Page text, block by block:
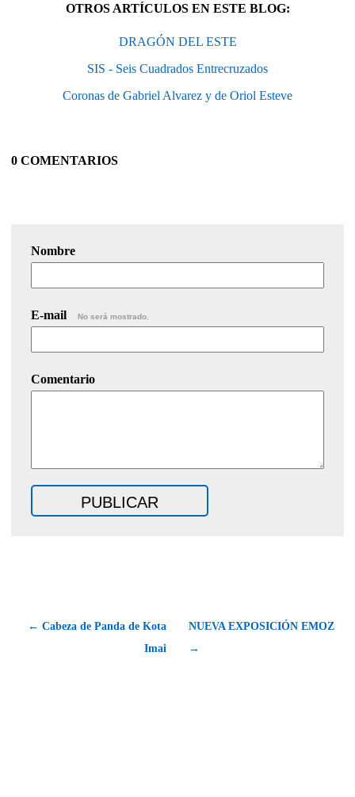
OTROS ARTÍCULOS EN ESTE BLOG:
DRAGÓN DEL ESTE
SIS - Seis Cuadrados Entrecruzados
Coronas de Gabriel Alvarez y de Oriol Esteve
0 COMENTARIOS
Nombre
E-mail No será mostrado.
Comentario
← Cabeza de Panda de Kota
Imai
NUEVA EXPOSICIÓN EMOZ
→